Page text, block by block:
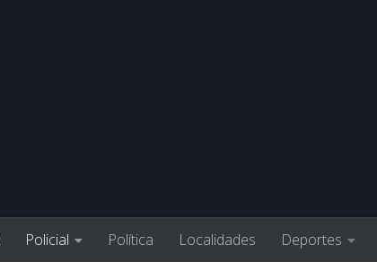
Policial Política Localidades Deportes